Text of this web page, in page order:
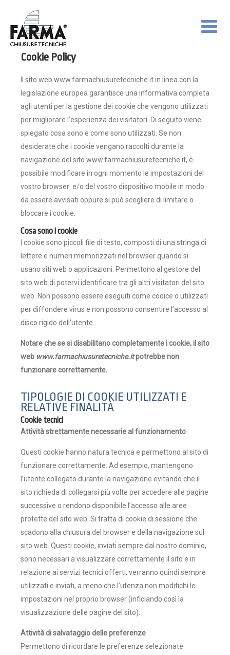
Cookie Policy
Il sito web www.farmachiusuretecniche.it in linea con la
legislazione europea garantisce una informativa completa
agli utenti per la gestione dei cookie che vengono utilizzati
per migliorare l’esperienza dei visitatori. Di seguito viene
spiegato cosa sono e come sono utilizzati. Se non
desiderate che i cookie vengano raccolti durante la
navigazione del sito www.farmachiusuretecniche.it, è
possibile modificare in ogni momento le impostazioni del
vostro browser e/o del vostro dispositivo mobile in modo
da essere avvisati oppure si può scegliere di limitare o
bloccare i cookie.
Cosa sono i cookie
I cookie sono piccoli file di testo, composti di una stringa di
lettere e numeri memorizzati nel browser quando si
usano siti web o applicazioni. Permettono al gestore del
sito web di potervi identificare tra gli altri visitatori del sito
web. Non possono essere eseguiti come codice o utilizzati
per diffondere virus e non possono consentire l’accesso al
disco rigido dell’utente.
Notare che se si disabilitano completamente i cookie, il sito
web www.farmachiusuretecniche.itpotrebbe non
funzionare correttamente.
TIPOLOGIE DI COOKIE UTILIZZATI E
RELATIVE FINALITÀ
Cookie tecnici
Attività strettamente necessarie al funzionamento
Questi cookie hanno natura tecnica e permettono al sito di
funzionare correttamente. Ad esempio, mantengono
l’utente collegato durante la navigazione evitando che il
sito richieda di collegarsi più volte per accedere alle pagine
successive o rendono disponibile l’accesso alle aree
protette del sito web. Si tratta di cookie di sessione che
scadono alla chiusura del browser e della navigazione sul
sito web. Questi cookie, inviati sempre dal nostro dominio,
sono necessari a visualizzare correttamente il sito e in
relazione ai servizi tecnici offerti, verranno quindi sempre
utilizzati e inviati, a meno che l’utenza non modifichi le
impostazioni nel proprio browser (inficiando così la
visualizzazione delle pagine del sito).
Attività di salvataggio delle preferenze
Permettono di ricordare le preferenze selezionate